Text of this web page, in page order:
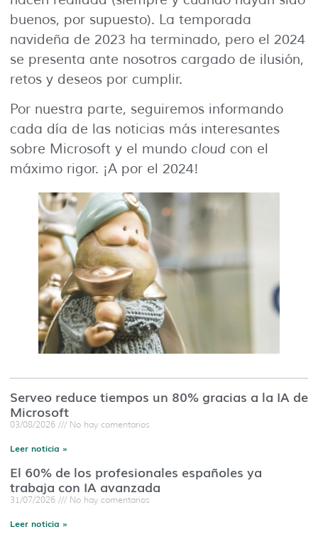
buenos, por supuesto). La temporada
navideña de 2023 ha terminado, pero el 2024
se presenta ante nosotros cargado de ilusión,
retos y deseos por cumplir.
Por nuestra parte, seguiremos informando
cada día de las noticias más interesantes
sobre Microsoft y el mundo cloud con el
máximo rigor. ¡A por el 2024!
Serveo reduce tiempos un 80% gracias a la IA de
Microsoft
03/08/2026 No hay comentarios
Leer noticia »
El 60% de los profesionales españoles ya
trabaja con IA avanzada
31/07/2026 No hay comentarios
Leer noticia »